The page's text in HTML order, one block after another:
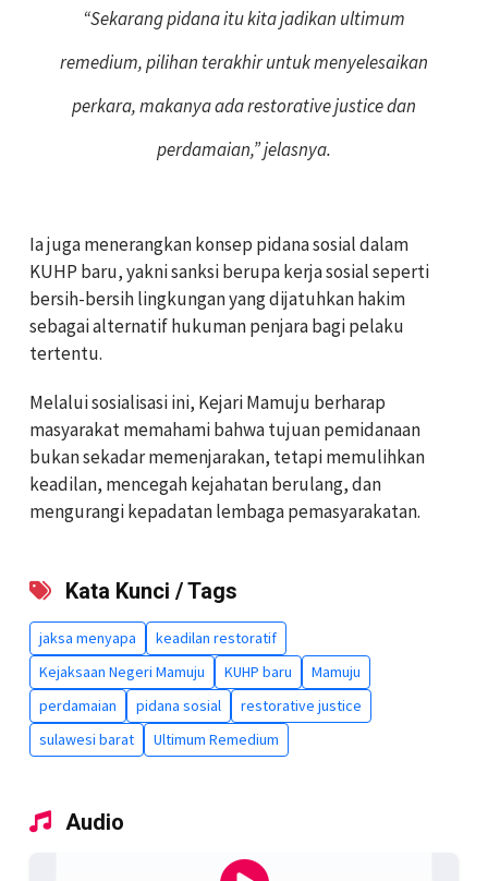
“Sekarang pidana itu kita jadikan ultimum
remedium, pilihan terakhir untuk menyelesaikan
perkara, makanya ada restorative justice dan
perdamaian,” jelasnya.
Ia juga menerangkan konsep pidana sosial dalam
KUHP baru, yakni sanksi berupa kerja sosial seperti
bersih-bersih lingkungan yang dijatuhkan hakim
sebagai alternatif hukuman penjara bagi pelaku
tertentu.
Melalui sosialisasi ini, Kejari Mamuju berharap
masyarakat memahami bahwa tujuan pemidanaan
bukan sekadar memenjarakan, tetapi memulihkan
keadilan, mencegah kejahatan berulang, dan
mengurangi kepadatan lembaga pemasyarakatan.
Kata Kunci / Tags
jaksa menyapa
keadilan restoratif
Kejaksaan Negeri Mamuju
KUHP baru
Mamuju
perdamaian
pidana sosial
restorative justice
sulawesi barat
Ultimum Remedium
Audio